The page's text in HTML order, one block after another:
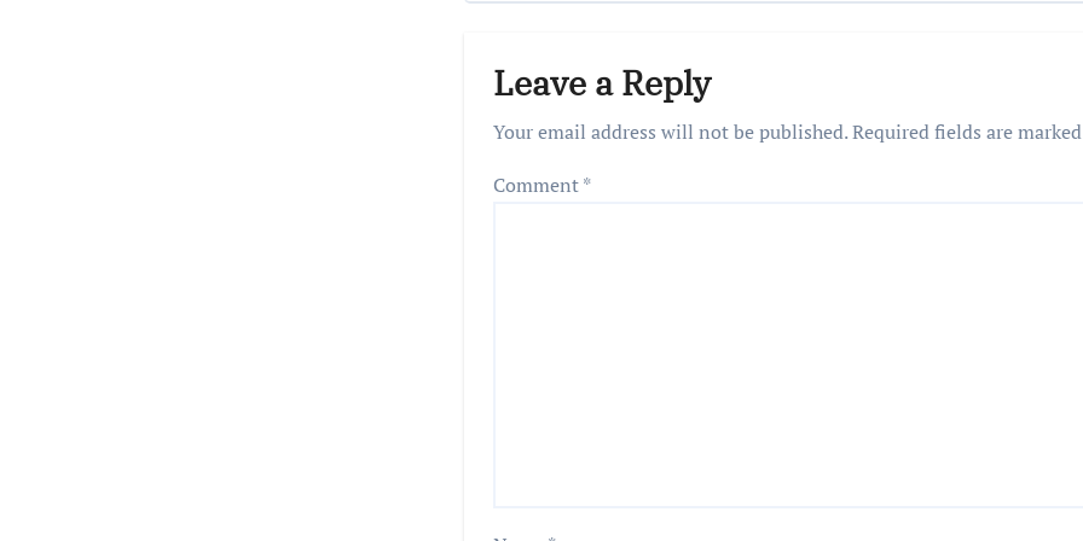
Leave a Reply
Your email address will not be published.Required fields are
Comment*